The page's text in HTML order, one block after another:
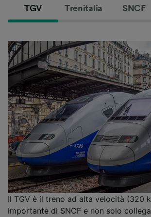
TGV Trenitalia SNCF
Il TGV è il treno ad alta velocità (320
importante di SNCF e non solo